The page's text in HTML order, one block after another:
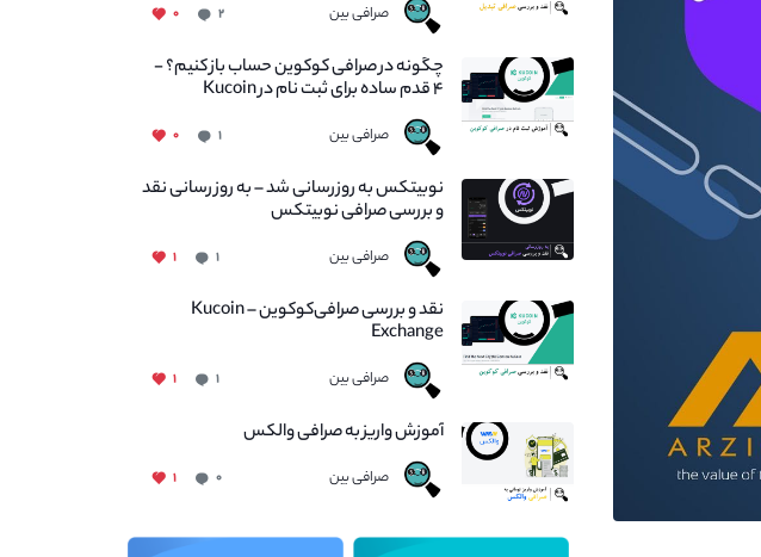
صرافی بین ۲ ۰
چگونه در صرافی کوکوین حساب باز کنیم؟ -
۴ قدم ساده برای ثبت نام در Kucoin
صرافی بین ۱ ۰
نوبیتکس به روزرسانی شد – به روز رسانی نقد
و بررسی صرافی نوبیتکس
صرافی بین ۱ ۱
نقد و بررسی صرافی‌کوکوین – Kucoin
Exchange
صرافی بین ۱ ۱
آموزش واریز به صرافی والکس
صرافی بین ۰ ۱